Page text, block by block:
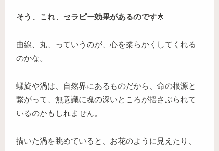
そう、これ、セラピー効果があるのです🌟
曲線、丸、っていうのが、心を柔らかくしてくれる
のかな。
螺旋や渦は、自然界にあるものだから、命の根源と
繋がって、無意識に魂の深いところが揺さぶられて
いるのかもしれません。
描いた渦を眺めていると、お花のように見えたり、